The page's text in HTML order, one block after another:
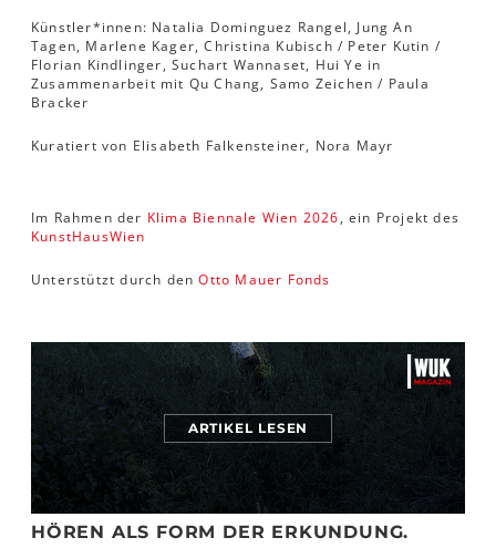
Künstler*innen: Natalia Dominguez Rangel, Jung An
Tagen, Marlene Kager, Christina Kubisch / Peter Kutin /
Florian Kindlinger, Suchart Wannaset, Hui Ye in
Zusammenarbeit mit Qu Chang, Samo Zeichen / Paula
Bracker
Kuratiert von Elisabeth Falkensteiner, Nora Mayr
Im Rahmen der Klima Biennale Wien 2026, ein Projekt des
KunstHausWien
Unterstützt durch denOtto Mauer Fonds
ARTIKEL LESEN
HÖREN ALS FORM DER ERKUNDUNG.